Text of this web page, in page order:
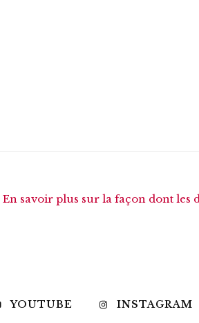
En savoir plus sur la façon dont les
YOUTUBE INSTAGRAM